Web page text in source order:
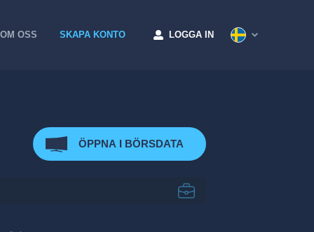
OM OSS SKAPA KONTO LOGGA IN
ÖPPNA I BÖRSDATA